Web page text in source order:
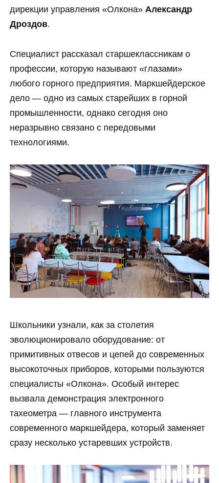
дирекции управления «Олкона» Александр
Дроздов.
Специалист рассказал старшеклассникам о
профессии, которую называют «глазами»
любого горного предприятия. Маркшейдерское
дело — одно из самых старейших в горной
промышленности, однако сегодня оно
неразрывно связано с передовыми
технологиями.
Школьники узнали, как за столетия
эволюционировало оборудование: от
примитивных отвесов и цепей до современных
высокоточных приборов, которыми пользуются
специалисты «Олкона». Особый интерес
вызвала демонстрация электронного
тахеометра — главного инструмента
современного маркшейдера, который заменяет
сразу несколько устаревших устройств.